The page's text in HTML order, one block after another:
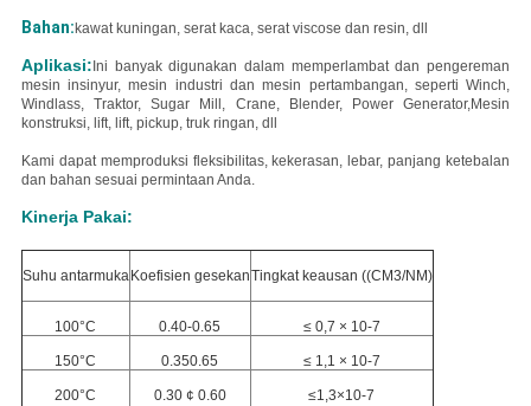
Bahan: kawat kuningan, serat kaca, serat viscose dan resin, dll
Aplikasi: Ini banyak digunakan dalam memperlambat dan pengereman
mesin insinyur, mesin industri dan mesin pertambangan, seperti Winch,
Windlass, Traktor, Sugar Mill, Crane, Blender, Power Generator,Mesin
konstruksi, lift, lift, pickup, truk ringan, dll
Kami dapat memproduksi fleksibilitas, kekerasan, lebar, panjang ketebalan
dan bahan sesuai permintaan Anda.
Kinerja Pakai:
Suhu antarmuka Koefisien gesekanTingkat keausan ((CM3/NM)
100°C 0.40-0.65 ≤ 0,7 × 10-7
150°C 0.350.65 ≤ 1,1 × 10-7
200°C 0.30 ¢ 0.60 ≤1,3×10-7